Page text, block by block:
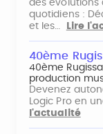
des évolutions
quotidiens :
et les…
Lire
40ème
40ème
production
Devenez
Logic Pro en
l'actualité